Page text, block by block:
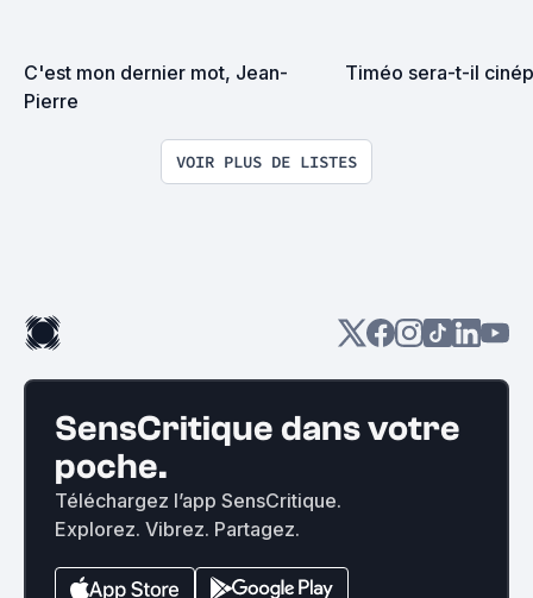
C'est mon dernier mot, Jean-
Pierre
Timéo sera-t-il
VOIR PLUS DE LISTES
SensCritique dans votre
poche.
Téléchargez l’app SensCritique.
Explorez. Vibrez. Partagez.